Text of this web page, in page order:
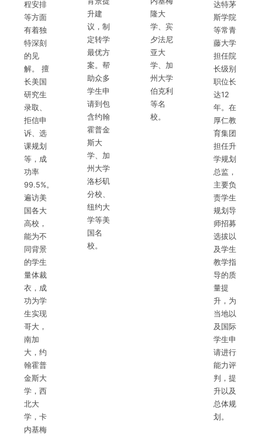
程安排
等方面
有着独
特深刻
的见
解。 擅
长美国
研究生
录取、
拒信申
诉、选
课规划
等，成
功率
99.5%。
遍访美
国各大
高校，
能为不
同背景
的学生
量体裁
衣，成
功为学
生实现
哥大，
南加
大，约
翰霍普
金斯大
学，西
北大
学，卡
内基梅
升建
议，制
定转学
最优方
案。帮
助众多
学生申
请到包
含约翰
霍普金
斯大
学、加
州大学
洛杉矶
分校、
纽约大
学等美
国名
校。
隆大
学、宾
夕法尼
亚大
学、加
州大学
伯克利
等名
校。
达特茅
斯学院
等常青
藤大学
担任院
长级别
职位长
达12
年。在
厚仁教
育集团
担任升
学规划
总监，
主要负
责学生
规划导
师招募
选拔以
及学生
教学指
导的质
量提
升，为
当地以
及国际
学生申
请进行
能力评
判，提
升以及
总体规
划。